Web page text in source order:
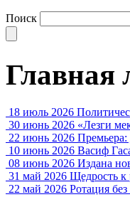
Поиск
Главная
18 июль 2026
30 июнь 2026 «Лезги
22 июнь 2026
10 июнь 2026 Васиф
08 июнь 2026 Издана
31 май 2026 Щедрость к
22 май 2026 Ротация